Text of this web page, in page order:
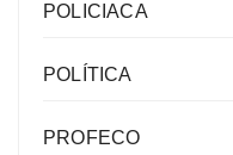
POLICIACA
POLÍTICA
PROFECO